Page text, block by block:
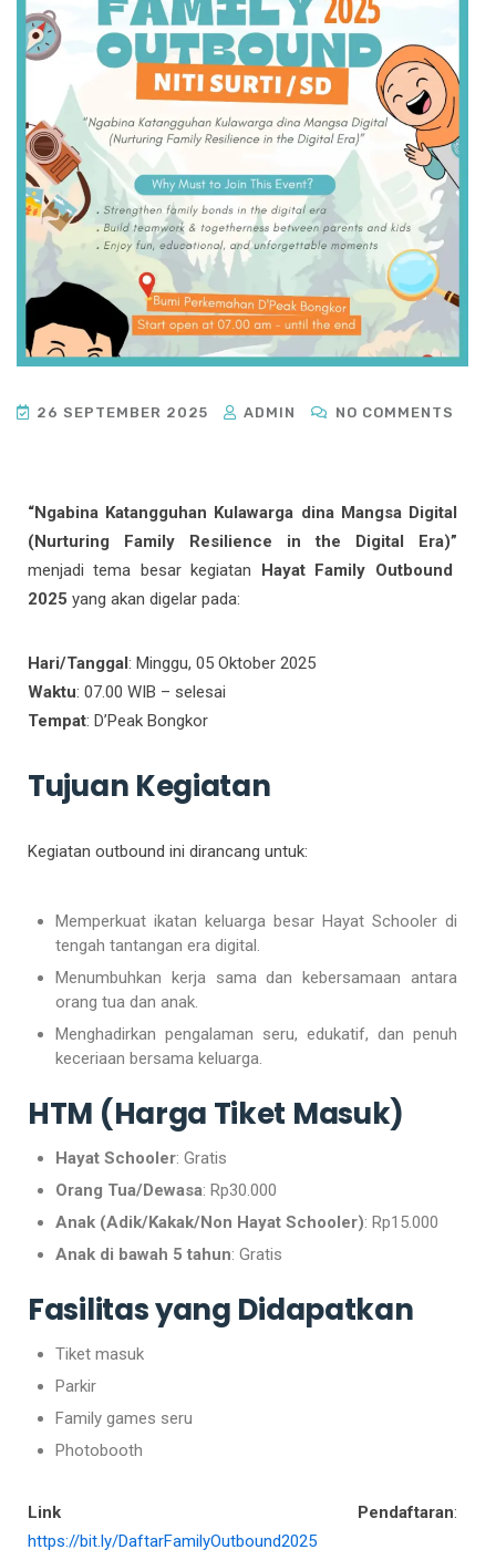
26 SEPTEMBER 2025 ADMIN NO COMMENTS
“Ngabina Katangguhan Kulawarga dina Mangsa Digital
(Nurturing Family Resilience in the Digital Era)”
menjadi tema besar kegiatan Hayat Family Outbound
2025 yang akan digelar pada:
Hari/Tanggal: Minggu, 05 Oktober 2025
Waktu: 07.00 WIB – selesai
Tempat: D’Peak Bongkor
Tujuan Kegiatan
Kegiatan outbound ini dirancang untuk:
Memperkuat ikatan keluarga besar Hayat Schooler di
tengah tantangan era digital.
Menumbuhkan kerja sama dan kebersamaan antara
orang tua dan anak.
Menghadirkan pengalaman seru, edukatif, dan penuh
keceriaan bersama keluarga.
HTM (Harga Tiket Masuk)
Hayat Schooler: Gratis
Orang Tua/Dewasa: Rp30.000
Anak (Adik/Kakak/Non Hayat Schooler): Rp15.000
Anak di bawah 5 tahun: Gratis
Fasilitas yang Didapatkan
Tiket masuk
Parkir
Family games seru
Photobooth
Link Pendaftaran:
https://bit.ly/DaftarFamilyOutbound2025